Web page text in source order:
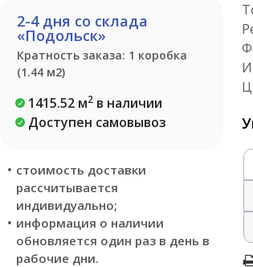
2-4 дня со склада
«Подольск»
Кратность заказа: 1 коробка
(1.44 м2)
1415.52 м2в наличии
Доступен самовывоз
стоимость доставки
рассчитывается
индивидуально;
информация о наличии
обновляется один раз в день в
рабочие дни.